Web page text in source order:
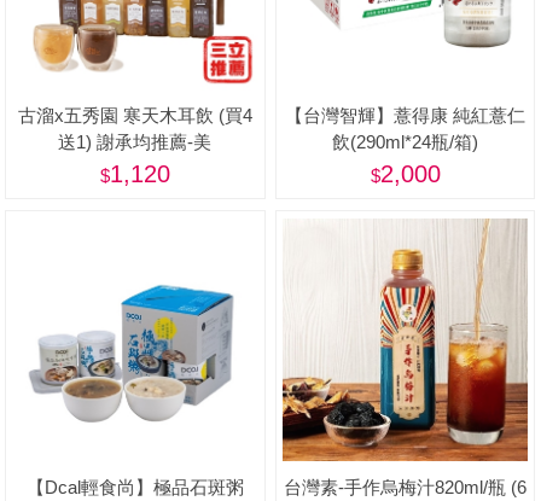
古溜x五秀園 寒天木耳飲 (買4
送1) 謝承均推薦-美
1,120
【台灣智輝】薏得康 純紅薏仁
飲(290ml*24瓶/箱)
2,000
【Dcal輕食尚】極品石斑粥
台灣素-手作烏梅汁820ml/瓶 (6